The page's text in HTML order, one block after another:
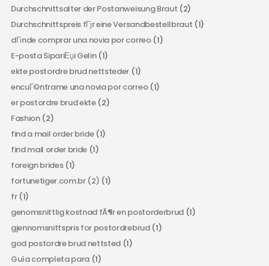
Durchschnittsalter der Postanweisung Braut (2)
Durchschnittspreis fГјr eine Versandbestellbraut (1)
dГіnde comprar una novia por correo(1)
E-posta SipariЕџi Gelin(1)
ekte postordre brud nettsteder (1)
encuГ©ntrame una novia por correo(1)
er postordre brud ekte(2)
Fashion(2)
find a mail order bride(1)
find mail order bride (1)
foreign brides(1)
fortunetiger.com.br (2) (1)
fr(1)
genomsnittlig kostnad fÃ¶r en postorderbrud(1)
gjennomsnittspris for postordrebrud(1)
god postordre brud nettsted (1)
Guía completa para (1)